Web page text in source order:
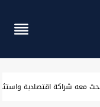
المخدرات طرق تهريبها إلى